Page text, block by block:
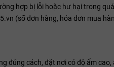
hợp bị lỗi hoặc hư hại trong
(số đơn hàng, hóa đơn mua
đúng cách, đặt nơi có độ ẩm